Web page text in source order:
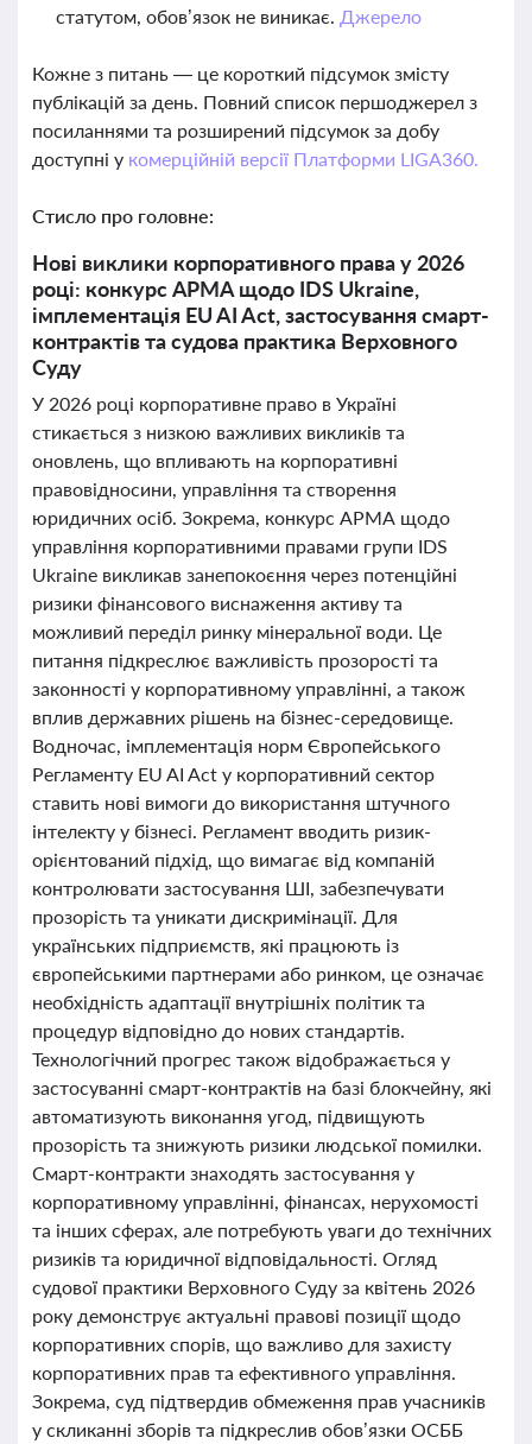
статутом, обов’язок не виникає. Джерело
Кожне з питань — це короткий підсумок змісту
публікацій за день. Повний список першоджерел з
посиланнями та розширений підсумок за добу
доступні у комерційній версії Платформи LIGA360.
Стисло про головне:
Нові виклики корпоративного права у 2026
році: конкурс АРМА щодо IDS Ukraine,
імплементація EU AI Act, застосування смарт-
контрактів та судова практика Верховного
Суду
У 2026 році корпоративне право в Україні
стикається з низкою важливих викликів та
оновлень, що впливають на корпоративні
правовідносини, управління та створення
юридичних осіб. Зокрема, конкурс АРМА щодо
управління корпоративними правами групи IDS
Ukraine викликав занепокоєння через потенційні
ризики фінансового виснаження активу та
можливий переділ ринку мінеральної води. Це
питання підкреслює важливість прозорості та
законності у корпоративному управлінні, а також
вплив державних рішень на бізнес-середовище.
Водночас, імплементація норм Європейського
Регламенту EU AI Act у корпоративний сектор
ставить нові вимоги до використання штучного
інтелекту у бізнесі. Регламент вводить ризик-
орієнтований підхід, що вимагає від компаній
контролювати застосування ШІ, забезпечувати
прозорість та уникати дискримінації. Для
українських підприємств, які працюють із
європейськими партнерами або ринком, це означає
необхідність адаптації внутрішніх політик та
процедур відповідно до нових стандартів.
Технологічний прогрес також відображається у
застосуванні смарт-контрактів на базі блокчейну, які
автоматизують виконання угод, підвищують
прозорість та знижують ризики людської помилки.
Смарт-контракти знаходять застосування у
корпоративному управлінні, фінансах, нерухомості
та інших сферах, але потребують уваги до технічних
ризиків та юридичної відповідальності. Огляд
судової практики Верховного Суду за квітень 2026
року демонструє актуальні правові позиції щодо
корпоративних спорів, що важливо для захисту
корпоративних прав та ефективного управління.
Зокрема, суд підтвердив обмеження прав учасників
у скликанні зборів та підкреслив обов’язки ОСББ